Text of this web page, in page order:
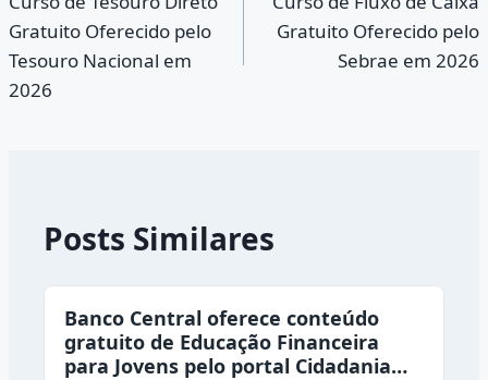
de
Post
Gratuito Oferecido pelo
Tesouro Nacional em
2026
Gratuito Oferecido pelo
Sebrae em 2026
Posts Similares
Banco Central oferece conteúdo
gratuito de Educação Financeira
para Jovens pelo portal Cidadania